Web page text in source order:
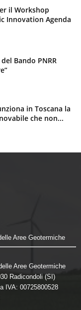
il Workshop
Innovation Agenda
Bando PNRR
in Toscana la
che non...
Aree Geotermiche
Aree Geotermiche
Radicondoli (SI)
IVA: 00725800528